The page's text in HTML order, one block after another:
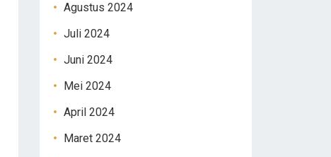
Agustus 2024
Juli 2024
Juni 2024
Mei 2024
April 2024
Maret 2024